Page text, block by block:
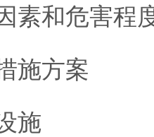
素和危害程
施方案
施